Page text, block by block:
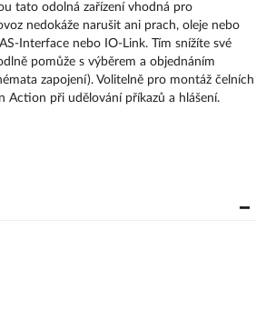
tato odolná zařízení vhodná pro
nedokáže narušit ani prach, oleje nebo
Interface nebo IO-Link. Tím snížíte své
pomůže s výběrem a objednáním
zapojení). Volitelně pro montáž čelních
Action při udělování příkazů a hlášení.